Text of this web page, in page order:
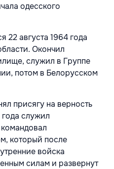
одесского
22 августа 1964 года
Окончил
служил в Группе
потом в Белорусском
присягу на верность
служил
который после
войска
силам и развернут